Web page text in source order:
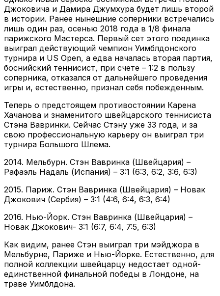
Джоковича и Дамира Джумхура будет лишь второй
в истории. Ранее нынешние соперники встречались
лишь один раз, осенью 2018 года в 1/8 финала
парижского Мастерса. Первый сет этого поединка
выиграл действующий чемпион Уимблдонского
турнира и US Open, а едва началась вторая партия,
боснийский теннисист, при счете – 1:2 в пользу
соперника, отказался от дальнейшего проведения
игры и, естественно, признал себя побежденным.
Теперь о предстоящем противостоянии Карена
Хачанова и знаменитого швейцарского теннисиста
Стэна Вавринки. Сейчас Стэну уже 33 года, и за
свою профессиональную карьеру он выиграл три
турнира Большого Шлема.
2014. Мельбурн. Стэн Вавринка (Швейцария) –
Рафаэль Надаль (Испания) – 3:1 (6:3, 6:2, 3:6, 6:3)
2015. Париж. Стэн Вавринка (Швейцария) – Новак
Джокович (Сербия) – 3:1 (4:6, 6:4, 6:3, 6:4)
2016. Нью-Йорк. Стэн Вавринка (Швейцария) –
Новак Джокович- 3:1 (6:7, 6:4, 7:5, 6:3)
Как видим, ранее Стэн выиграл три мэйджора в
Мельбурне, Париже и Нью-Йорке. Естественно, для
полной коллекции швейцарцу недостает одной-
единственной финальной победы в Лондоне, на
траве Уимблдона.